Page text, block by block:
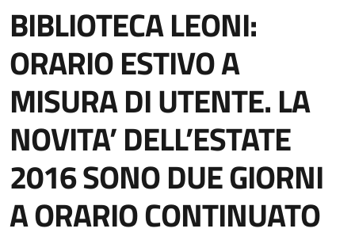
BIBLIOTECA LEONI:
ORARIO ESTIVO A
MISURA DI UTENTE. LA
NOVITA’ DELL’ESTATE
2016 SONO DUE GIORNI
A ORARIO CONTINUATO